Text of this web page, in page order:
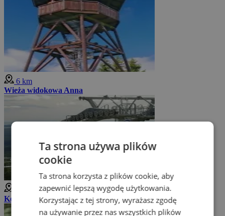
6 km
Wieża widokowa Anna
Kolejka linowa Říčky
Ta strona używa plików
cookie
Ta strona korzysta z plików cookie, aby
zapewnić lepszą wygodę użytkowania.
Korzystając z tej strony, wyrażasz zgodę
na używanie przez nas wszystkich plików